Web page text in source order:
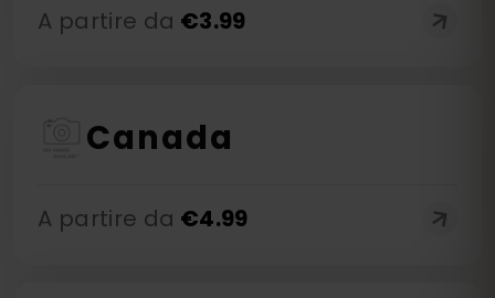
A partire da €3.99
Canada
A partire da €4.99